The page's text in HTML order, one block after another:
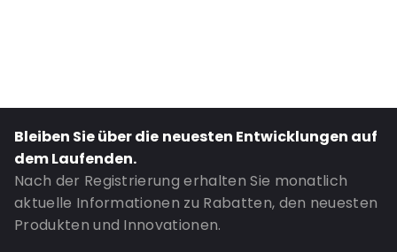
Bleiben Sie über die neuesten Entwicklungen auf
dem Laufenden.
Nach der Registrierung erhalten Sie monatlich
aktuelle Informationen zu Rabatten, den neuesten
Produkten und Innovationen.